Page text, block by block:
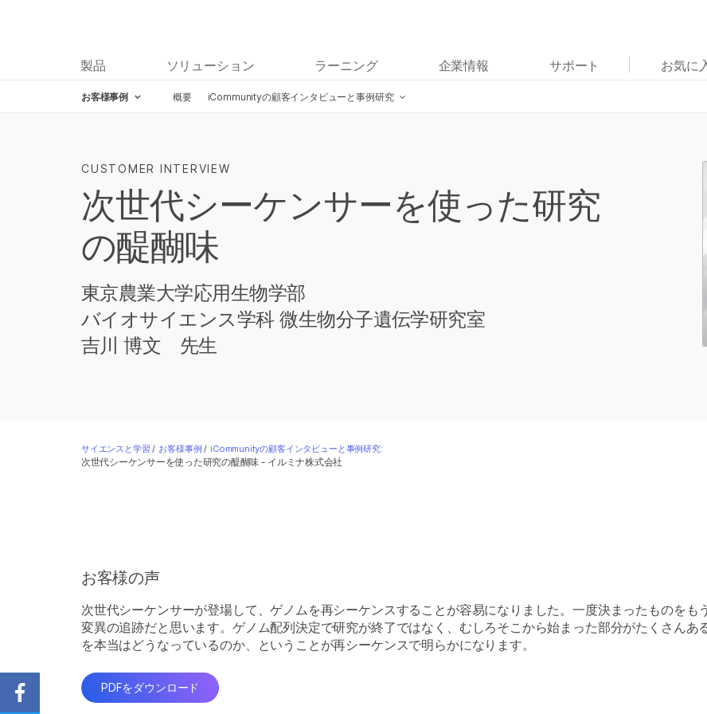
製品 ソリューション ラーニング 企業情報 サポート お気に
お客様事例 概要 iCommunityの顧客インタビューと事例研究
CUSTOMER INTERVIEW
次世代シーケンサーを使った研究
の醍醐味
東京農業大学応用生物学部
バイオサイエンス学科 微生物分子遺伝学研究室
吉川 博文 先生
サイエンスと学習 / お客様事例 / iCommunityの顧客インタビューと事例研究:
次世代シーケンサーを使った研究の醍醐味 - イルミナ株式会社
Share on Facebook
お客様の声
次世代シーケンサーが登場して、ゲノムを再シーケンスすることが容易になりました。一度決まったものをも
変異の追跡だと思います。ゲノム配列決定で研究が終了ではなく、むしろそこから始まった部分がたくさん
を本当はどうなっているのか、ということが再シーケンスで明らかになります。
PDFをダウンロード
お気に入りの分野を選択すると、関連性の高いコンテン
ツへのリンクが表示されます:
がん研究